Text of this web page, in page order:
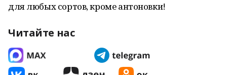
для любых сортов, кроме антоновки!
Читайте нас